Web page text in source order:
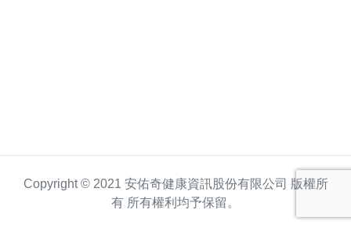
Copyright © 2021 安佑奇健康資訊股份有限公司 版權所
有 所有權利均予保留。